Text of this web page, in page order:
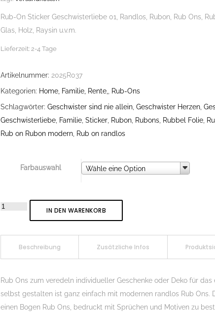
Rub-On Sticker Geschwisterliebe 01, Randlos, Rubon, Rub Ons,
Glas, Holz, Raysin u.v.m.
Lieferzeit: 2-4 Tage
Artikelnummer: 2025R037
Kategorien: Home, Familie, Rente,
Rub-Ons
Schlagwörter: Geschwister sind nie allein Geschwister Herzen
Geschwisterliebe Familie Sticker Rubon Rubons Rubbel Folie
Rub on Rubon modern Rub on randlos
Farbauswahl Wähle eine Option
Farbauswahl
Rub-
Geschwisterliebe
01,
IN DEN WARENKORB
Beschreibung Zusätzliche Infos
Rub Ons zum veredeln individueller Geschenke oder Deko für das
selbst gestalten ist ganz einfach mit modernen randlos Rub Ons.
einen Bogen Rub Ons, bedruckt mit Sprüchen und Motiven zu